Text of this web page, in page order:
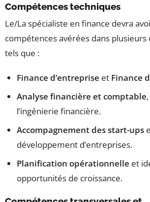
Compétences techniques
Le/La spécialiste en finance devra
compétences avérées dans plusieurs
tels que :
Finance d’entreprise et Finance
Analyse financière et comptable
l’ingénierie financière.
Accompagnement des start-ups
développement d’entreprises.
Planification opérationnelle et
opportunités de croissance.